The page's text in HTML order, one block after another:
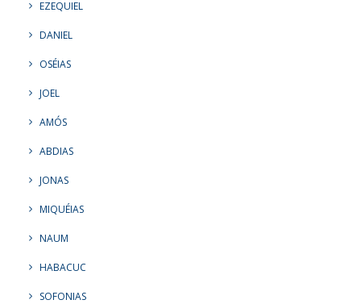
EZEQUIEL
DANIEL
OSÉIAS
JOEL
AMÓS
ABDIAS
JONAS
MIQUÉIAS
NAUM
HABACUC
SOFONIAS